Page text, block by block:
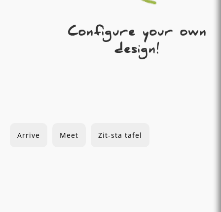
Configure your own
design!
Arrive Meet Zit-sta tafel